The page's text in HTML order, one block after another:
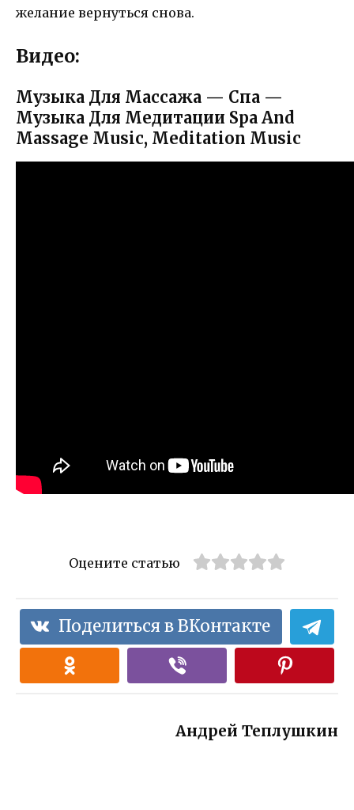
желание вернуться снова.
Видео:
Музыка Для Массажа — Спа —
Музыка Для Медитации Spa And
Massage Music, Meditation Music
Оцените статью
Поделиться в ВКонтакте
Андрей Теплушкин